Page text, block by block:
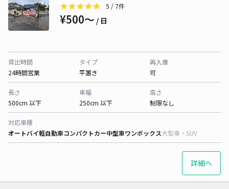
5 / 7件
¥500〜 / 日
貸出時間
24時間営業
タイプ
平置き
再入庫
可
長さ
500cm 以下
車幅
250cm 以下
高さ
制限なし
対応車種
オートバイ軽自動車コンパクトカー中型車ワンボックス大型車・SUV
詳細へ